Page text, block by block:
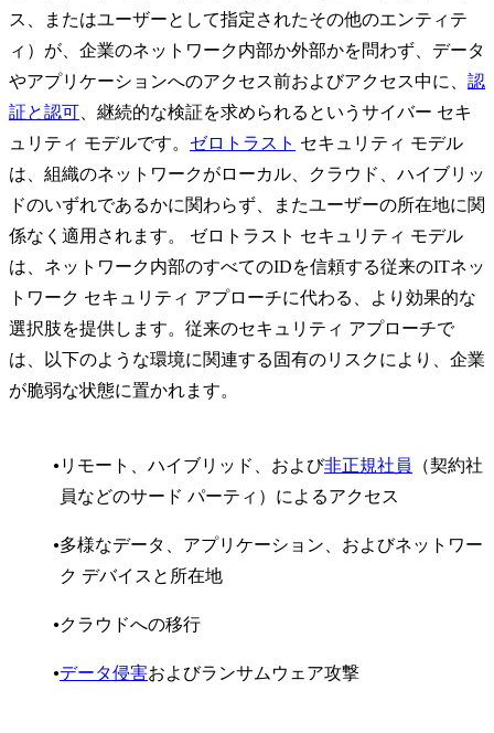
ス、またはユーザーとして指定されたその他のエンティテ
ィ）が、企業のネットワーク内部か外部かを問わず、データ
やアプリケーションへのアクセス前およびアクセス中に、 認
証と認可 、継続的な検証を求められるというサイバー セキ
ュリティ モデルです。 ゼロトラスト セキュリティ モデル
は、組織のネットワークがローカル、クラウド、ハイブリッ
ドのいずれであるかに関わらず、またユーザーの所在地に関
係なく適用されます。 ゼロトラスト セキュリティ モデル
は、ネットワーク内部のすべてのIDを信頼する従来のITネッ
トワーク セキュリティ アプローチに代わる、より効果的な
選択肢を提供します。従来のセキュリティ アプローチで
は、以下のような環境に関連する固有のリスクにより、企業
が脆弱な状態に置かれます。
リモート、ハイブリッド、および非正規社員
（契約社
員などのサード パーティ）によるアクセス
多様なデータ、アプリケーション、およびネットワー
ク デバイスと所在地
クラウドへの移行
データ侵害およびランサムウェア攻撃